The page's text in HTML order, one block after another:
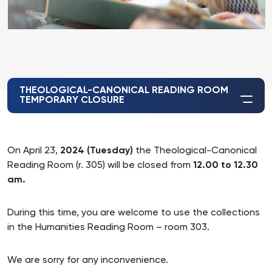
THEOLOGICAL-CANONICAL READING ROOM
TEMPORARY CLOSURE
On April 23, 2024 (Tuesday) the Theological-Canonical
Reading Room (r. 305) will be closed from 12.00 to 12.30
am.
During this time, you are welcome to use the collections
in the Humanities Reading Room – room 303.
We are sorry for any inconvenience.